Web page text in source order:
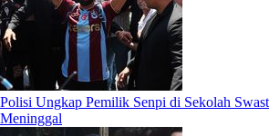
Polisi Ungkap Pemilik Senpi di Sekolah
Meninggal